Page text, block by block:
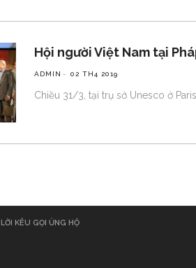
Hội người Việt Nam tại
ADMIN 02 TH4 2019
Chiều 31/3, tại trụ sở Unesco ở
LỜI KÊU GỌI ỦNG HỘ